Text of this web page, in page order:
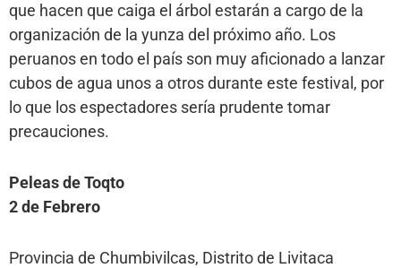
que hacen que caiga el árbol estarán a cargo de la
organización de la yunza del próximo año. Los
peruanos en todo el país son muy aficionado a lanzar
cubos de agua unos a otros durante este festival, por
lo que los espectadores sería prudente tomar
precauciones.
Peleas de Toqto
2 de Febrero
Provincia de Chumbivilcas, Distrito de Livitaca